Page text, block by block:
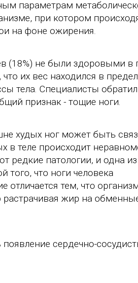
параметрам
при котором
на фоне ожирения.
(18%) не были здоровыми в
их вес находился в
тела. Специалисты
признак - тощие ноги.
худых ног может быть
в теле происходит
редкие патологии, и одна
что ноги человека
тем, что
жир на
сердечно-